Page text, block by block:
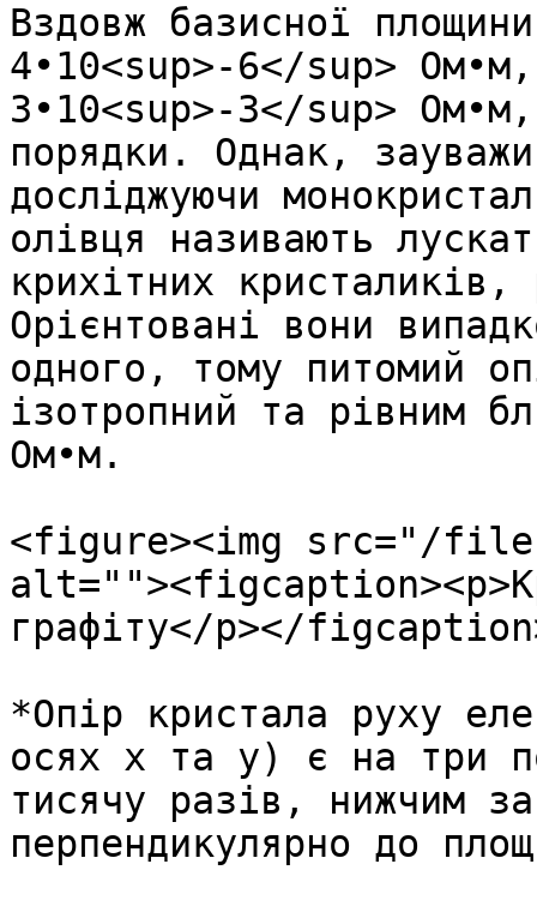
Вздовж базисної
4•10<sup>-6</sup>
3•10<sup>-3</sup>
порядки. Однак,
досліджуючи
олівця називають
крихітних
Орієнтовані вони
одного, тому питомий
ізотропний та рівним
Ом•м.
<figure><img src="/files/
графіту</p></
*Опір кристала руху
осях х та у) є на три
тисячу разів, нижчим
перпендикулярно до